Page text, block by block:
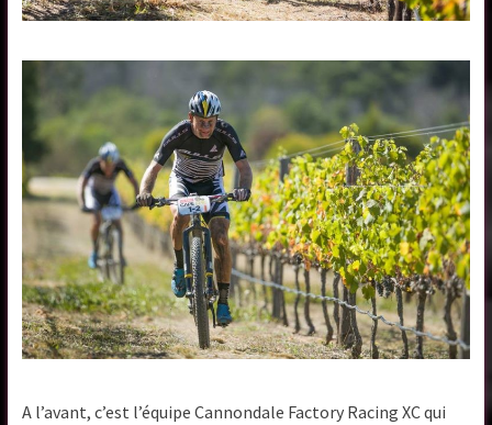
A l’avant, c’est l’équipe Cannondale Factory Racing XC qui